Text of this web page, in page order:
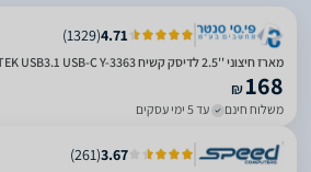
4.71
(
1329
)
מארז חיצוני ''2.5 לדיסק קשיח UNITEK USB3.1 USB-C Y-3363
₪168
משלוח חינם עד 5 ימי עסקים
3.67
(
261
)